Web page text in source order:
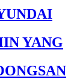
YANG